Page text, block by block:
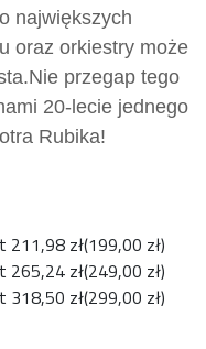
największych
oraz orkiestry może
Nie przegap tego
20-lecie jednego
Rubika!
211,98 zł(199,00 zł)
265,24 zł(249,00 zł)
318,50 zł(299,00 zł)